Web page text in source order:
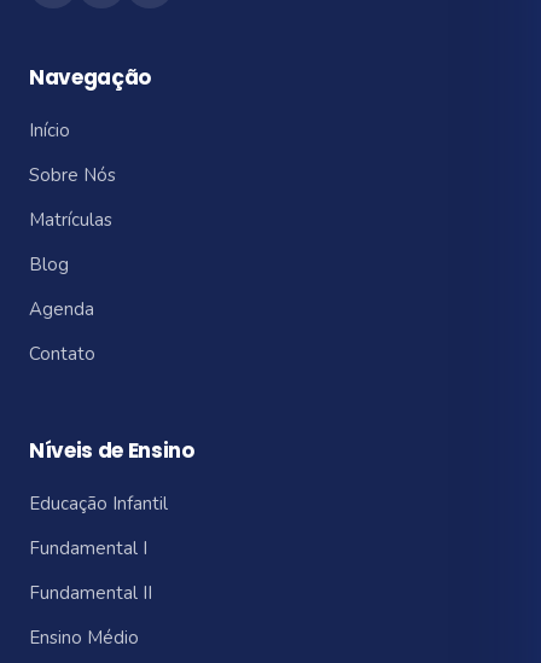
Navegação
Início
Sobre Nós
Matrículas
Blog
Agenda
Contato
Níveis de Ensino
Educação Infantil
Fundamental I
Fundamental II
Ensino Médio